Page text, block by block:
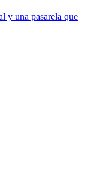
y una pasarela que